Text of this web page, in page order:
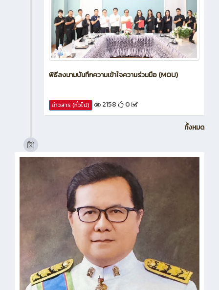
พิธีลงนามบันทึกความเข้าใจความร่วมมือ (MOU)
ข่าวสาร (ทั่วไป) 2158 0
ทั้งหมด